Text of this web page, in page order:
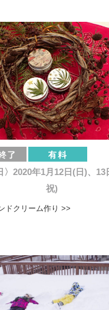
〉2020年1月12日(日)、13
祝)
ドクリーム作り >>